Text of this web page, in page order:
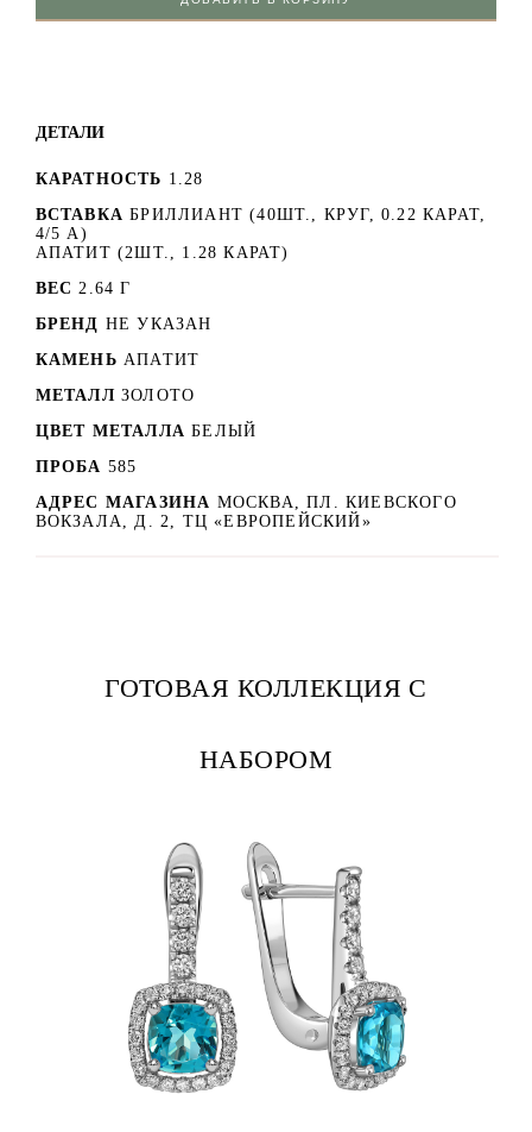
ДЕТАЛИ
КАРАТНОСТЬ 1.28
ВСТАВКА БРИЛЛИАНТ (40ШТ., КРУГ, 0.22 КАРАТ,
4/5 А)
АПАТИТ (2ШТ., 1.28 КАРАТ)
ВЕС 2.64 Г
БРЕНД НЕ УКАЗАН
КАМЕНЬ АПАТИТ
МЕТАЛЛ ЗОЛОТО
ЦВЕТ МЕТАЛЛА БЕЛЫЙ
ПРОБА 585
АДРЕС МАГАЗИНА МОСКВА, ПЛ. КИЕВСКОГО
ВОКЗАЛА, Д. 2, ТЦ «ЕВРОПЕЙСКИЙ»
ГОТОВАЯ КОЛЛЕКЦИЯ С
НАБОРОМ